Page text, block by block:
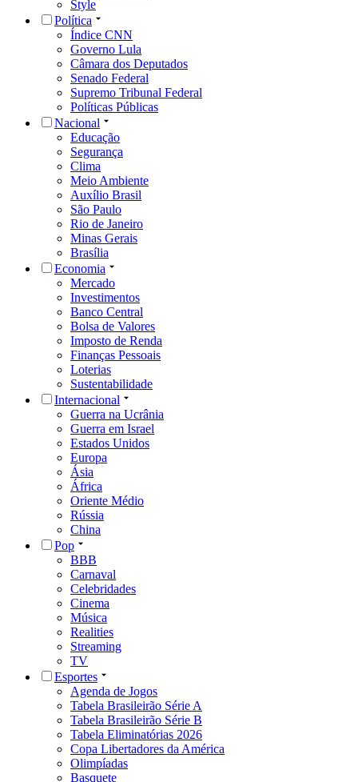
Style
Política
Índice CNN
Governo Lula
Câmara dos Deputados
Senado Federal
Supremo Tribunal Federal
Políticas Públicas
Nacional
Educação
Segurança
Clima
Meio Ambiente
Auxílio Brasil
São Paulo
Rio de Janeiro
Minas Gerais
Brasília
Economia
Mercado
Investimentos
Banco Central
Bolsa de Valores
Imposto de Renda
Finanças Pessoais
Loterias
Sustentabilidade
Internacional
Guerra na Ucrânia
Guerra em Israel
Estados Unidos
Europa
Ásia
África
Oriente Médio
Rússia
China
Pop
BBB
Carnaval
Celebridades
Cinema
Música
Realities
Streaming
TV
Esportes
Agenda de Jogos
Tabela Brasileirão Série A
Tabela Brasileirão Série B
Tabela Eliminatórias 2026
Copa Libertadores da América
Olimpíadas
Basquete